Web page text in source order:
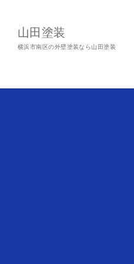
山田塗装
横浜市南区の外壁塗装なら山田塗装